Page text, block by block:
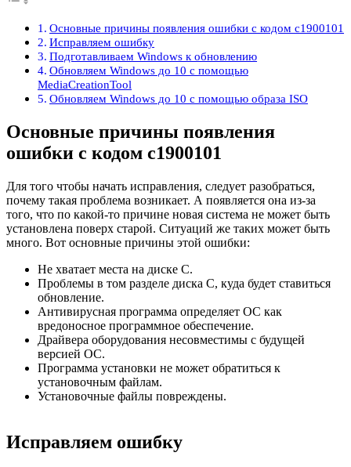
Основные причины появления ошибки с кодом c1900101
Исправляем ошибку
Подготавливаем Windows к обновлению
Обновляем Windows до 10 с помощью
MediaCreationTool
Обновляем Windows до 10 с помощью образа ISO
Основные причины появления
ошибки с кодом c1900101
Для того чтобы начать исправления, следует разобраться,
почему такая проблема возникает. А появляется она из-за
того, что по какой-то причине новая система не может быть
установлена поверх старой. Ситуаций же таких может быть
много. Вот основные причины этой ошибки:
Не хватает места на диске C.
Проблемы в том разделе диска C, куда будет ставиться
обновление.
Антивирусная программа определяет ОС как
вредоносное программное обеспечение.
Драйвера оборудования несовместимы с будущей
версией ОС.
Программа установки не может обратиться к
установочным файлам.
Установочные файлы повреждены.
Исправляем ошибку